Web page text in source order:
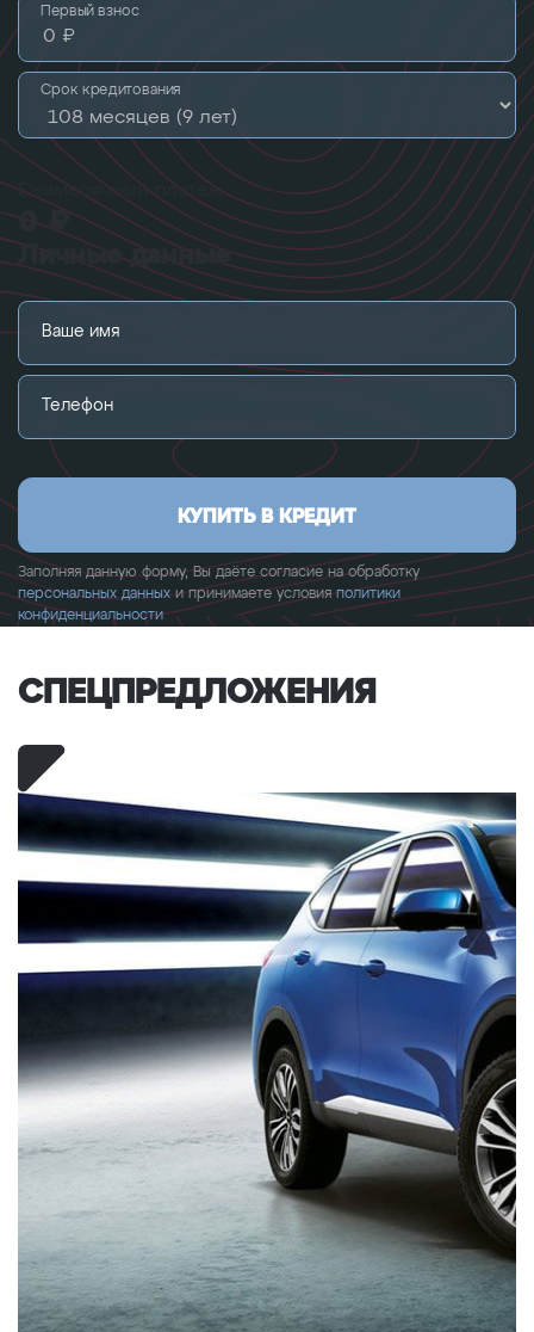
Первый взнос
Срок кредитования
Ежемесячный платеж
0 ₽
Личные данные
Ваше имя
Телефон
КУПИТЬ В КРЕДИТ
Заполняя данную форму, Вы даёте согласие на обработку
персональных данныхи принимаете условияполитики
конфиденциальности
СПЕЦ­ПРЕДЛОЖЕНИЯ